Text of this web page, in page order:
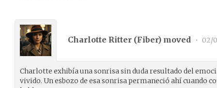
Charlotte Ritter (Fiber) moved • 02/
Charlotte exhibía una sonrisa sin duda resultado del
vivido. Un esbozo de esa sonrisa permaneció ahí cuando